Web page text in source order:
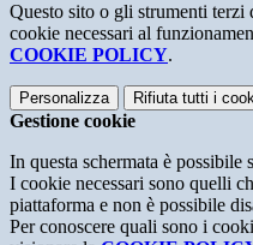
Questo sito o gli strumenti
cookie necessari al
COOKIE POLICY.
Personalizza Rifiuta tutti i
Gestione cookie
In questa schermata è
I cookie necessari sono quelli
piattaforma e non è possibile
Per conoscere quali sono i